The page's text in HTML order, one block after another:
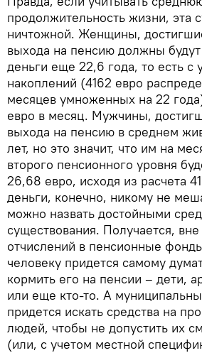
продолжительность жизни, эта
ничтожной. Женщины,
выхода на пенсию должны
деньги еще 22,6 года, то есть
накоплений (4162 евро
месяцев умноженных на 22
евро в месяц. Мужчины,
выхода на пенсию в среднем
лет, но это значит, что им на
второго пенсионного уровня
26,68 евро, исходя из расчета
деньги, конечно, никому не
можно назвать достойными
существования. Получается,
отчислений в пенсионные
человеку придется самому
кормить его на пенсии – дети,
или еще кто-то. А
придется искать средства на
людей, чтобы не допустить их
(или, с учетом местной